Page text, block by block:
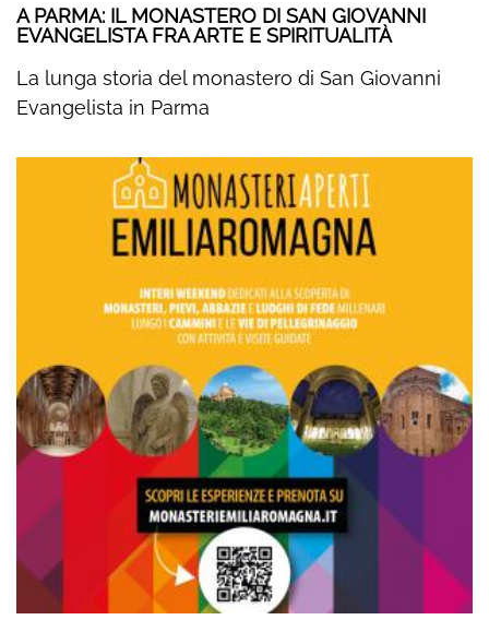
A PARMA: IL MONASTERO DI SAN GIOVANNI
EVANGELISTA FRA ARTE E SPIRITUALITÀ
La lunga storia del monastero di San Giovanni
Evangelista in Parma